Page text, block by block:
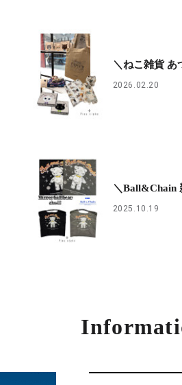
＼ねこ雑貨 あ
2026.02.20
＼Ball&Chain
2025.10.19